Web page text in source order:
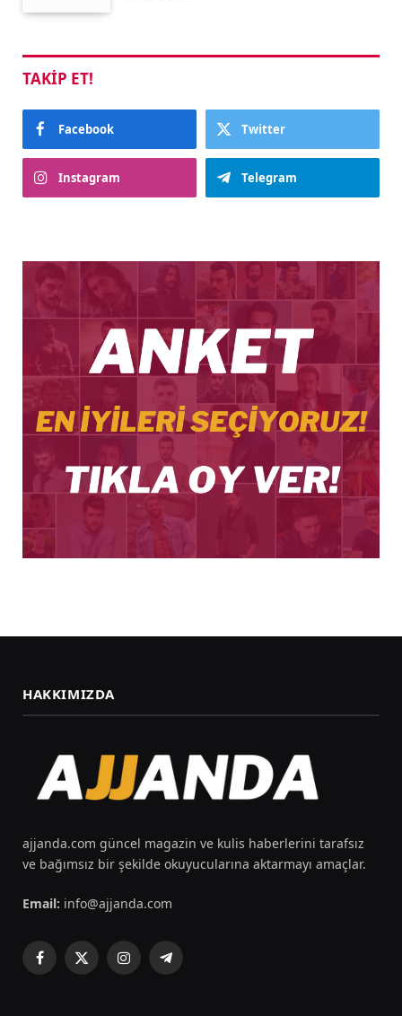
TAKIP ET!
Facebook Twitter
Instagram Telegram
HAKKIMIZDA
ajjanda.com güncel magazin ve kulis haberlerini tarafsız
ve bağımsız bir şekilde okuyucularına aktarmayı amaçlar.
Email: info@ajjanda.com
Facebook
X
InstagramTelegram